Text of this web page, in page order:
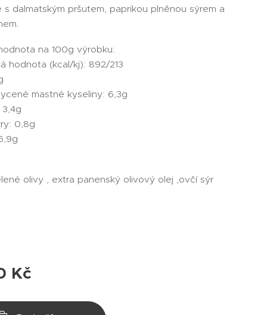
s dalmatským pršutem, paprikou plněnou sýrem a
na 100g výrobku:
hodnota (kcal/kj): 892/213
mastné kyseliny: 6,3g
0,8g
olivy , extra panenský olivový olej ,ovčí sýr
Kč